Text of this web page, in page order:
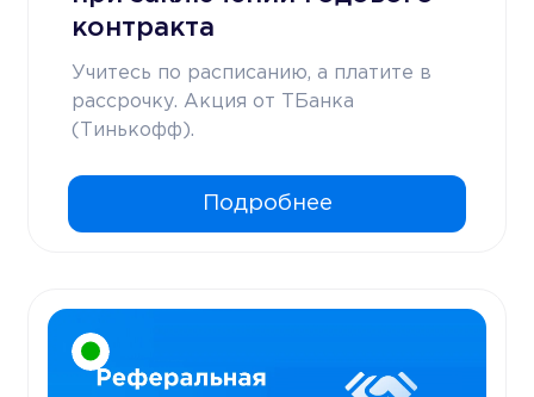
контракта
Учитесь по расписанию, а платите в
рассрочку. Акция от ТБанка
(Тинькофф).
Подробнее